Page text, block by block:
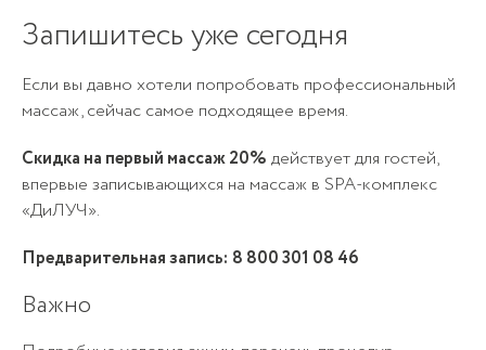
Запишитесь уже сегодня
Если вы давно хотели попробовать профессиональный
массаж, сейчас самое подходящее время.
Скидка на первый массаж 20% действует для гостей,
впервые записывающихся на массаж в SPA-комплекс
«ДиЛУЧ».
Предварительная запись: 8 800 301 08 46
Важно